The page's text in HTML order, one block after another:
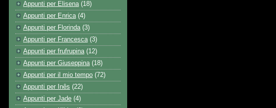
Appunti per Elisena (18)
Appunti per Enrica (4)
Appunti per Florinda (3)
Appunti per Francesca (3)
Appunti per frufrupina (12)
Appunti per Giuseppina (18)
Appunti per il mio tempo (72)
Appunti per Inês (22)
Appunti per Jade (4)